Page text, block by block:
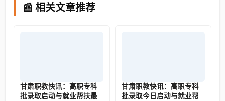
📰 相关文章推荐
甘肃职教快讯：高职专科
批录取启动与就业帮扶最
甘肃职教快讯：高职专科
批录取今日启动与就业帮